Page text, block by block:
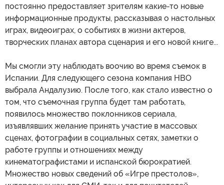
постоянно предоставляет зрителям какие-то новые
информационные продукты, рассказывая о настольных
играх, видеоиграх, о событиях в жизни актеров,
творческих планах автора сценария и его новой книге...
Мы смогли эту наблюдать воочию во время съемок в
Испании. Для следующего сезона компания HBO
выбрала Андалузию. После того, как стало известно о
том, что съемочная группа будет там работать,
появилось множество поклонников сериала,
изъявлявших желание принять участие в массовых
сценах, фотографии в социальных сетях, заметки о
работе группы и отношениях между
кинематографистами и испанской бюрократией.
Множество новых сведений об «Игре престолов»,